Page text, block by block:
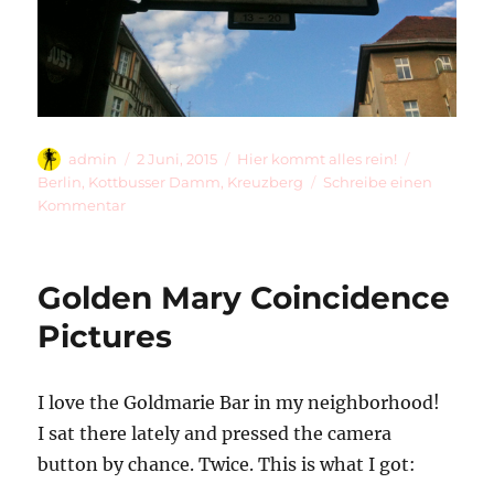
Autor
admin
Veröffentlicht
am
2 Juni, 2015 Kategorien
Hier kommt alles rein!
Berlin, Kottbusser Damm, Kreuzberg
Schreibe einen
Kommentarzu
Damm
Golden Mary Coincidence
Pictures
I love the Goldmarie Bar in my neighborhood!
I sat there lately and pressed the camera
button by chance. Twice. This is what I got: